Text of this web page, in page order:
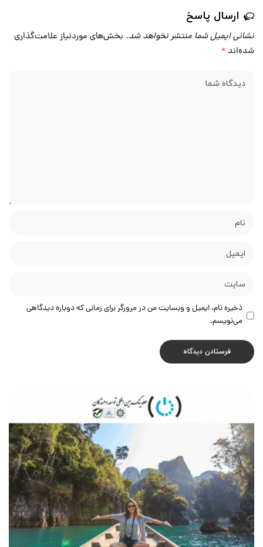
ارسال پاسخ
نشانی ایمیل شما منتشر نخواهد شد. بخش‌های موردنیاز علامت‌گذاری
شده‌اند *
ذخیره نام، ایمیل و وبسایت من در مرورگر برای زمانی که دوباره دیدگاهی
می‌نویسم.